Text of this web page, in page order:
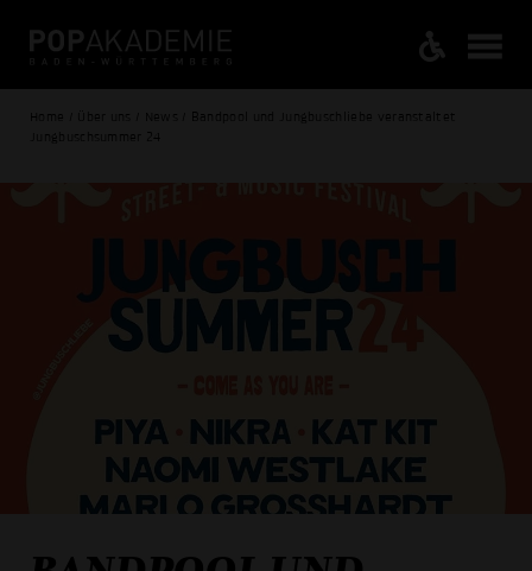
Home / Über uns / News / Bandpool und Jungbuschliebe veranstaltet
Jungbuschsummer 24